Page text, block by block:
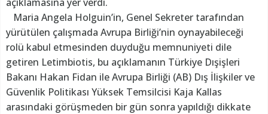
Maria Angela Holguin’in, Genel Sekreter tarafından
yürütülen çalışmada Avrupa Birliği’nin oynayabileceği
rolü kabul etmesinden duyduğu memnuniyeti dile
getiren Letimbiotis, bu açıklamanın Türkiye Dışişleri
Bakanı Hakan Fidan ile Avrupa Birliği (AB) Dış İlişkiler ve
Güvenlik Politikası Yüksek Temsilcisi Kaja Kallas
arasındaki görüşmeden bir gün sonra yapıldığı dikkate